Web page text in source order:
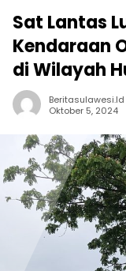
Sat Lantas
Kendaraan
di Wilayah
Beritasulawesi.id
Oktober 5, 2024